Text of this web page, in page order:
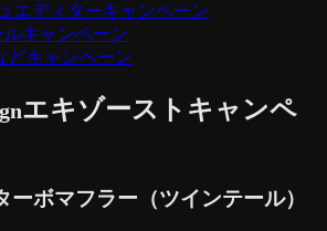
エディターキャンペーン
キャンペーン
どキャンペーン
エキゾーストキャンペ
ボマフラー（ツインテール）